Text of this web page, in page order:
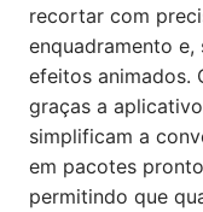
recortar com
enquadramento
efeitos animados.
graças a
simplificam a
em pacotes
permitindo que